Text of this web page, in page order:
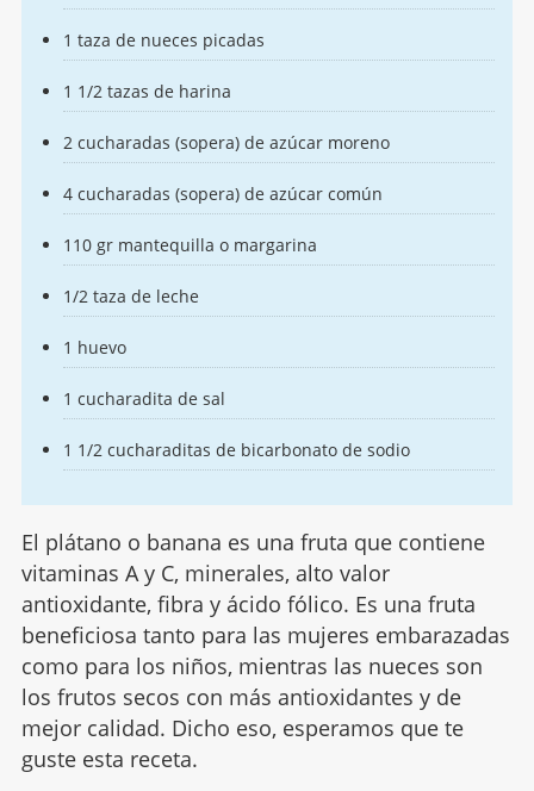
1 taza de nueces picadas
1 1/2 tazas de harina
2 cucharadas (sopera) de azúcar moreno
4 cucharadas (sopera) de azúcar común
110 gr mantequilla o margarina
1/2 taza de leche
1 huevo
1 cucharadita de sal
1 1/2 cucharaditas de bicarbonato de sodio
El plátano o banana es una fruta que contiene
vitaminas A y C, minerales, alto valor
antioxidante, fibra y ácido fólico. Es una fruta
beneficiosa tanto para las mujeres embarazadas
como para los niños, mientras las nueces son
los frutos secos con más antioxidantes y de
mejor calidad. Dicho eso, esperamos que te
guste esta receta.